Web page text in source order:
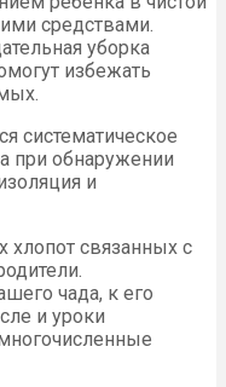
средствами.
уборка
избежать
систематическое
при обнаружении
и
хлопот связанных с
чада, к его
и уроки